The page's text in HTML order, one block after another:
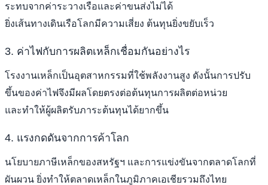
ระทบจากค่าระวางเรือและค่าขนส่งไม่ได้
ยิ่งเส้นทางเดินเรือโลกมีความเสี่ยง ต้นทุนยิ่งขยับเร็ว
3. ค่าไฟกับการผลิตเหล็กเชื่อมกันอย่างไร
โรงงานเหล็กเป็นอุตสาหกรรมที่ใช้พลังงานสูง ดังนั้นการปรับ
ขึ้นของค่าไฟจึงมีผลโดยตรงต่อต้นทุนการผลิตต่อหน่วย
และทำให้ผู้ผลิตรับภาระต้นทุนได้ยากขึ้น
4. แรงกดดันจากการค้าโลก
นโยบายภาษีเหล็กของสหรัฐฯ และการแข่งขันจากตลาดโลกที่
ผันผวน ยิ่งทำให้ตลาดเหล็กในภูมิภาคเอเชียรวมถึงไทย